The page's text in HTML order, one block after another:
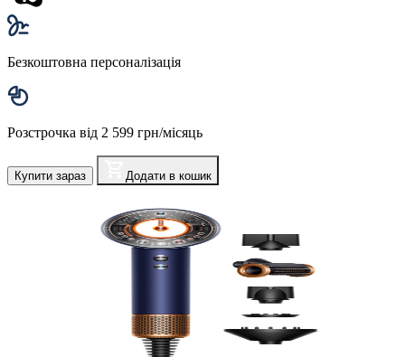
Безкоштовна персоналізація
Розстрочка від 2 599 грн/місяць
Купити зараз Додати в кошик